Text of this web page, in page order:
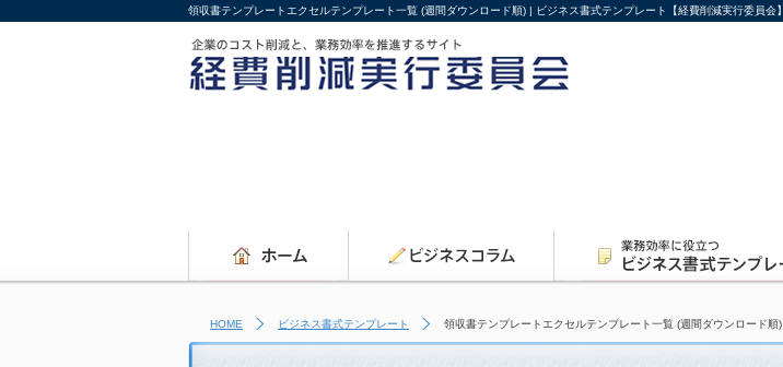
領収書テンプレートエクセルテンプレート一覧 (週間ダウンロード順) | ビジネス書式テンプレート【経費削減実行委員会】
HOME ビジネス書式テンプレート 領収書テンプレートエクセルテンプレート一覧 (週間ダウンロード順)